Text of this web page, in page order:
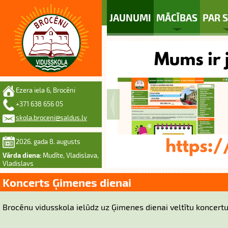
JAUNUMI MĀCĪBAS PAR
Ezera iela 6, Brocēni
+371 638 656 05
skola.broceni@saldus.lv
2026. gada 8. augusts
Vārda diena: Mudīte, Vladislava,
Vladislavs
Koncerts Ģimenes dienai
Brocēnu vidusskola ielūdz uz Ģimenes dienai veltītu